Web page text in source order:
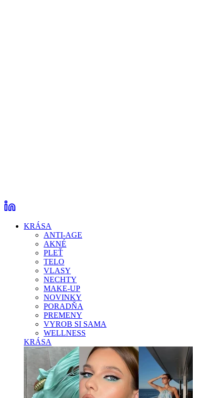
KRÁSA
ANTI-AGE
AKNÉ
PLEŤ
TELO
VLASY
NECHTY
MAKE-UP
NOVINKY
PORADŇA
PREMENY
VYROB SI SAMA
WELLNESS
KRÁSA